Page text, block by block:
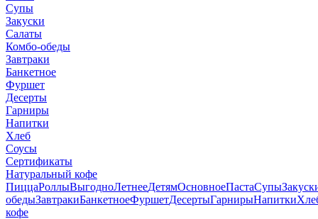
Супы
Закуски
Салаты
Комбо-обеды
Завтраки
Банкетное
Фуршет
Десерты
Гарниры
Напитки
Хлеб
Соусы
Сертификаты
Натуральный кофе
ПиццаРоллыВыгодноЛетнееДетямОсновноеПастаСупы
обедыЗавтракиБанкетноеФуршетДесертыГарнирыНапитки
кофе